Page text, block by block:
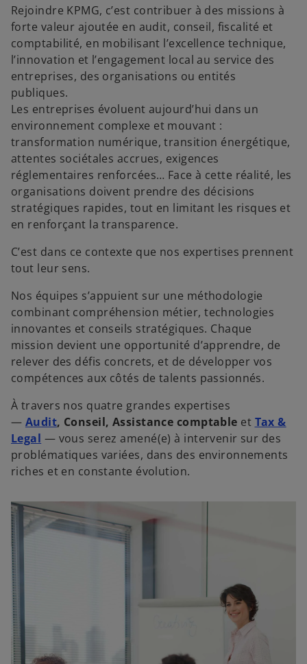
Rejoindre KPMG, c’est contribuer à des missions à
forte valeur ajoutée en audit, conseil, fiscalité et
comptabilité, en mobilisant l’excellence technique,
l’innovation et l’engagement local au service des
entreprises, des organisations ou entités
publiques.
Les entreprises évoluent aujourd’hui dans un
environnement complexe et mouvant :
transformation numérique, transition énergétique,
attentes sociétales accrues, exigences
réglementaires renforcées… Face à cette réalité, les
organisations doivent prendre des décisions
stratégiques rapides, tout en limitant les risques et
en renforçant la transparence.
C’est dans ce contexte que nos expertises prennent
tout leur sens.
Nos équipes s’appuient sur une méthodologie
combinant compréhension métier, technologies
innovantes et conseils stratégiques. Chaque
mission devient une opportunité d’apprendre, de
relever des défis concrets, et de développer vos
compétences aux côtés de talents passionnés.
À travers nos quatre grandes expertises
— Audit, Conseil, Assistance comptable et Tax &
Legal — vous serez amené(e) à intervenir sur des
problématiques variées, dans des environnements
riches et en constante évolution.